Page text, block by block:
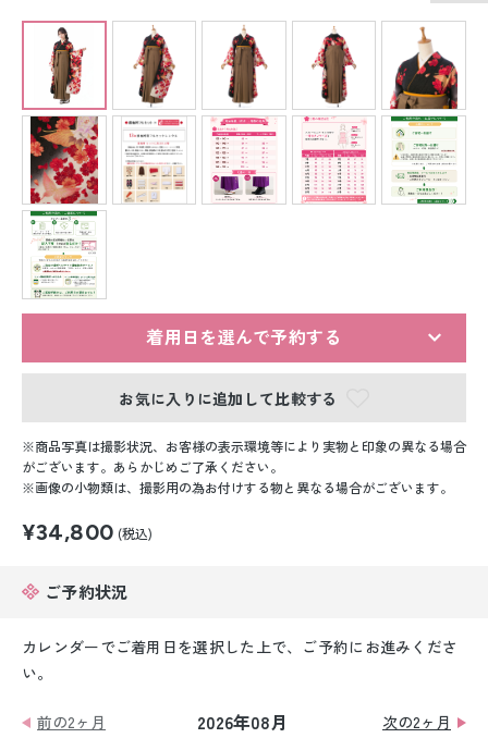
ジュニア着物レンタル
ジュニア洋装レンタル
ベビー洋装レンタル
紋付袴レンタル
留袖レンタル
スーツレンタル
色打掛&紋付袴レンタル
白無垢&紋付袴レンタル
着用日を選んで予約する
お気に入りに追加して比較する
商品写真は撮影状況、お客様の表示環境等により実物と印象の異なる場合
がございます。あらかじめご了承ください。
画像の小物類は、撮影用の為お付けする物と異なる場合がございます。
¥34,800 (税込)
ご予約状況
カレンダーでご着用日を選択した上で、ご予約にお進みくださ
い。
前の2ヶ月 2026年08月
次の2ヶ月